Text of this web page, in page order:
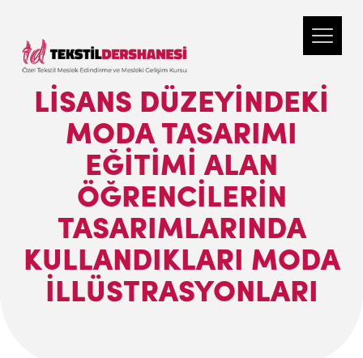
LISANS DÜZEYINDEKI
MODA TASARIMI
EĞITIMI ALAN
ÖĞRENCILERIN
TASARIMLARINDA
KULLANDIKLARI MODA
İLLÜSTRASYONLARI